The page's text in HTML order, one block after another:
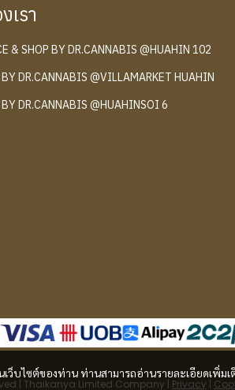
บไซต์ของท่าน ท่านสามารถอ่านรายละเอียดเพิ่มเ
เรา
& SHOP BY DR.CANNABIS @HUAHIN 102
DR.CANNABIS @VILLAMARKET HUAHIN
DR.CANNABIS @HUAHINSOI 6
| Thaikanya Limited Company | Privacy |